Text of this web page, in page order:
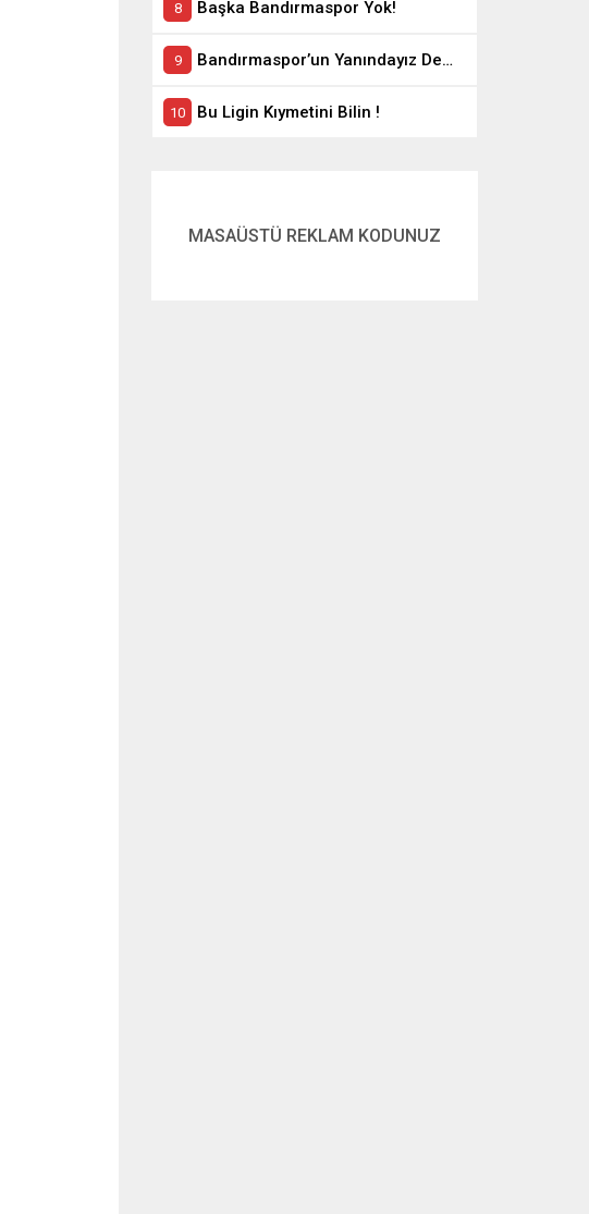
Başka Bandırmaspor Yok!
Bandırmaspor’un Yanındayız Demekle Olmuyor!
Bu Ligin Kıymetini Bilin !
MASAÜSTÜ REKLAM KODUNUZ